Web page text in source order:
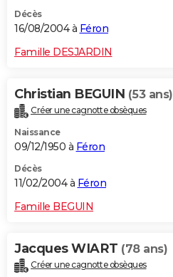
Décès
16/08/2004 à Féron
Famille DESJARDIN
Christian BEGUIN (53 ans)
Créer une cagnotte obsèques
Naissance
09/12/1950 à Féron
Décès
11/02/2004 à Féron
Famille BEGUIN
Jacques WIART (78 ans)
Créer une cagnotte obsèques